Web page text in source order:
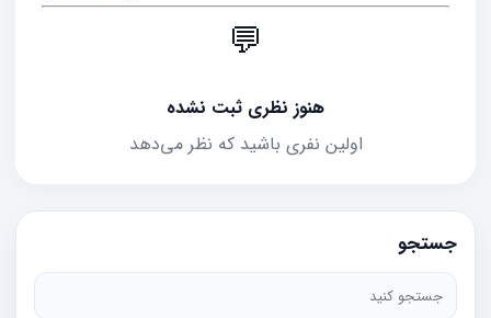
💬
هنوز نظری ثبت نشده
اولین نفری باشید که نظر می‌دهد
جستجو